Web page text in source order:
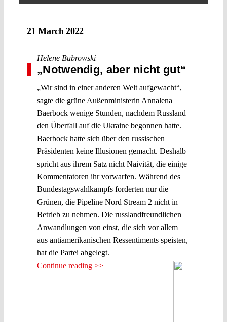
21 March 2022
Helene Bubrowski
„Notwendig, aber nicht gut“
„Wir sind in einer anderen Welt aufgewacht“,
sagte die grüne Außenministerin Annalena
Baerbock wenige Stunden, nachdem Russland
den Überfall auf die Ukraine begonnen hatte.
Baerbock hatte sich über den russischen
Präsidenten keine Illusionen gemacht. Deshalb
spricht aus ihrem Satz nicht Naivität, die einige
Kommentatoren ihr vorwarfen. Während des
Bundestagswahlkampfs forderten nur die
Grünen, die Pipeline Nord Stream 2 nicht in
Betrieb zu nehmen. Die russlandfreundlichen
Anwandlungen von einst, die sich vor allem
aus antiamerikanischen Ressentiments speisten,
hat die Partei abgelegt.
Continue reading >>